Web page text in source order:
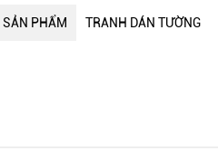
SẢN PHẨM TRANH DÁN TƯỜNG